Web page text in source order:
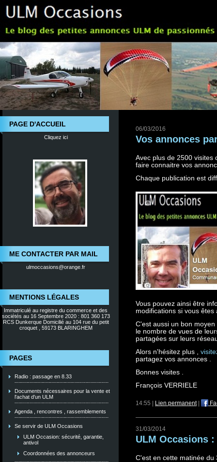
PAGE D'ACCUEIL
Cliquez ici
ME CONTACTER PAR MAIL
ulmoccasions@orange.fr
MENTIONS LÉGALES
Immatriculé au registre du commerce et des
sociétés au 16 Septembre 2020 : 801 360 173
RCS Dunkerque Domicilié au 104 rue du petit
croquet , 59173 BLARINGHEM
PAGES
Radio : passage en 8.33
Documents nécessaires pour la vente et
l'achat d'un ULM
Agenda , rencontres , rassemblements
Se servir de ULM Occasions
ULM Occasion: sécurité, garantie,
antivol
Coordonnées des annonceurs
06/03/2016
Vos annonces
Avec plus de 2500 visites
faire connaitre vos
Chaque publication est
Vous pouvez ainsi être
modifications si vous
C'est aussi un bon
le nombre de vues de
partagées sur leurs
Alors n'hésitez plus ,
partagez vos annonces .
Bonnes visites .
François VERRIELE
14:55 | Lien permanent|
31/03/2014
ULM Occasions
C'est en cette matinée